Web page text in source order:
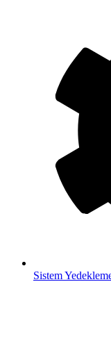
Sistem